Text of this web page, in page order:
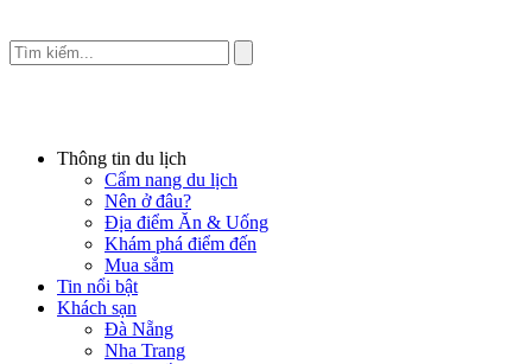
Thông tin du lịch
Cẩm nang du lịch
Nên ở đâu?
Địa điểm Ăn & Uống
Khám phá điểm đến
Mua sắm
Tin nổi bật
Khách sạn
Đà Nẵng
Nha Trang